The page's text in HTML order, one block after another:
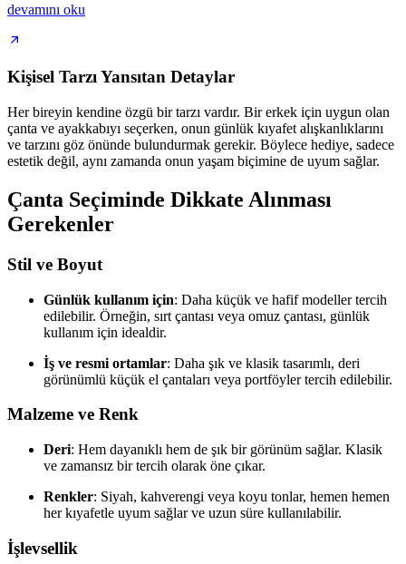
devamını oku
Kişisel Tarzı Yansıtan Detaylar
Her bireyin kendine özgü bir tarzı vardır. Bir erkek için uygun olan
çanta ve ayakkabıyı seçerken, onun günlük kıyafet alışkanlıklarını
ve tarzını göz önünde bulundurmak gerekir. Böylece hediye, sadece
estetik değil, aynı zamanda onun yaşam biçimine de uyum sağlar.
Çanta Seçiminde Dikkate Alınması
Gerekenler
Stil ve Boyut
Günlük kullanım için: Daha küçük ve hafif modeller tercih
edilebilir. Örneğin, sırt çantası veya omuz çantası, günlük
kullanım için idealdir.
İş ve resmi ortamlar: Daha şık ve klasik tasarımlı, deri
görünümlü küçük el çantaları veya portföyler tercih edilebilir.
Malzeme ve Renk
Deri: Hem dayanıklı hem de şık bir görünüm sağlar. Klasik
ve zamansız bir tercih olarak öne çıkar.
Renkler: Siyah, kahverengi veya koyu tonlar, hemen hemen
her kıyafetle uyum sağlar ve uzun süre kullanılabilir.
İşlevsellik